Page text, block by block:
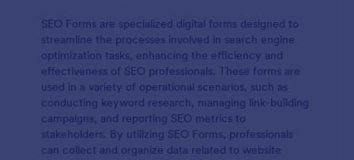
SEO Forms are specialized digital forms designed to
streamline the processes involved in search engine
optimization tasks, enhancing the efficiency and
effectiveness of SEO professionals. These forms are
used in a variety of operational scenarios, such as
conducting keyword research, managing link-building
campaigns, and reporting SEO metrics to
stakeholders. By utilizing SEO Forms, professionals
can collect and organize data related to website